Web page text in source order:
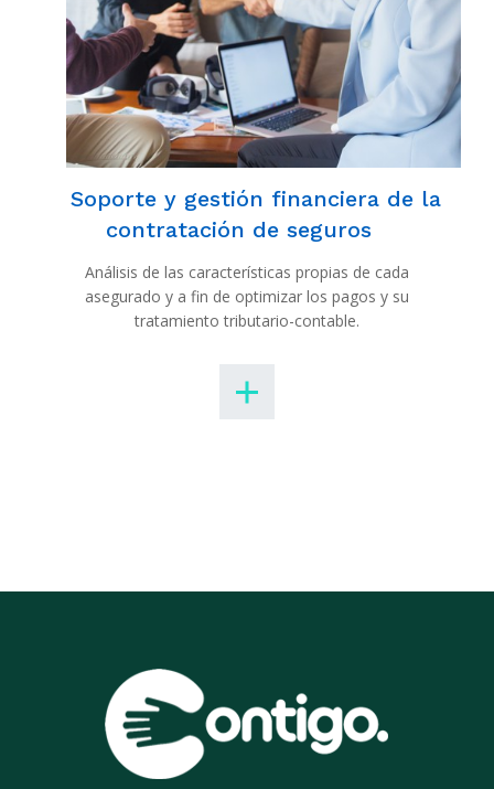
Soporte y gestión financiera de la
contratación de seguros
Análisis de las características propias de cada
asegurado y a fin de optimizar los pagos y su
tratamiento tributario-contable.